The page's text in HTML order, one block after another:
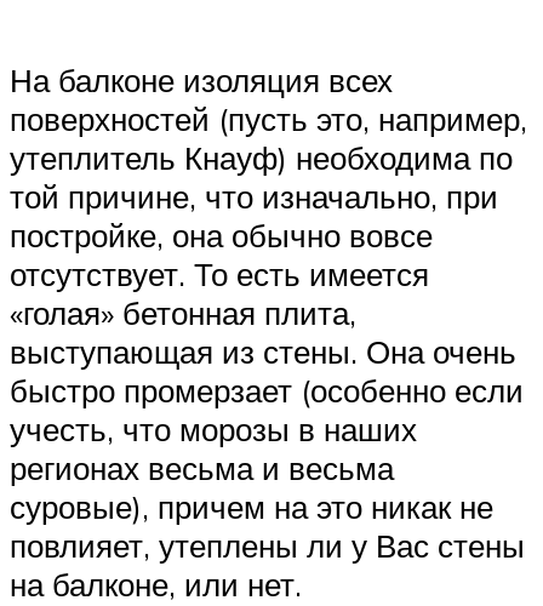
На балконе изоляция всех
поверхностей (пусть это, например,
утеплитель Кнауф) необходима по
той причине, что изначально, при
постройке, она обычно вовсе
отсутствует. То есть имеется
«голая» бетонная плита,
выступающая из стены. Она очень
быстро промерзает (особенно если
учесть, что морозы в наших
регионах весьма и весьма
суровые), причем на это никак не
повлияет, утеплены ли у Вас стены
на балконе, или нет.